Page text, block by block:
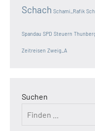
Schach Schami_Rafik
Spandau SPD Steuern
Zeitreisen Zweig_A
Suchen